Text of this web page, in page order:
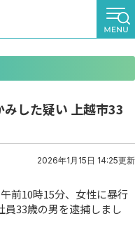
した疑い 上越市33
2026年1月15日 14:25更新
前10時15分、女性に暴行
員33歳の男を逮捕しまし